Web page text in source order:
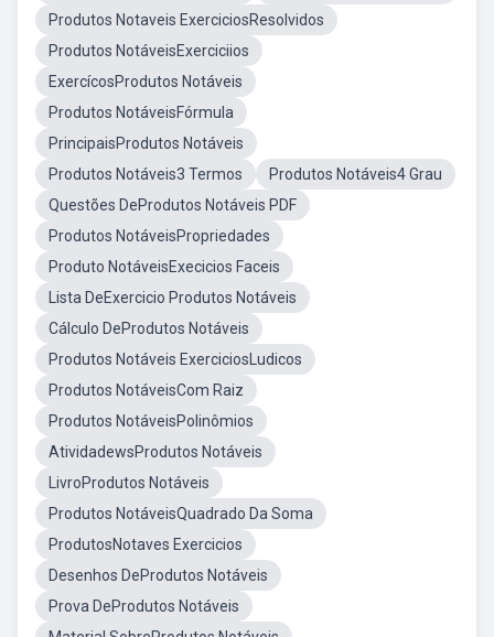
Produtos Notaveis ExerciciosResolvidos
Produtos NotáveisExerciciios
ExercícosProdutos Notáveis
Produtos NotáveisFórmula
PrincipaisProdutos Notáveis
Produtos Notáveis3 Termos
Produtos Notáveis4 Grau
Questões DeProdutos Notáveis PDF
Produtos NotáveisPropriedades
Produto NotáveisExecicios Faceis
Lista DeExercicio Produtos Notáveis
Cálculo DeProdutos Notáveis
Produtos Notáveis ExerciciosLudicos
Produtos NotáveisCom Raiz
Produtos NotáveisPolinômios
AtividadewsProdutos Notáveis
LivroProdutos Notáveis
Produtos NotáveisQuadrado Da Soma
ProdutosNotaves Exercicios
Desenhos DeProdutos Notáveis
Prova DeProdutos Notáveis